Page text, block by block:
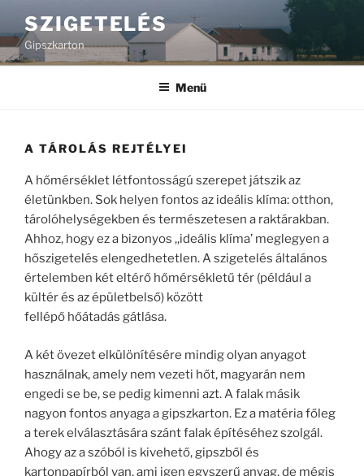
SZIGETELÉS
Gipszkarton
Menü
A TÁROLÁS REJTÉLYEI
A hőmérséklet létfontosságú szerepet játszik az
életünkben. Sok helyen fontos az ideális klíma: otthon,
tárolóhelységekben és természetesen a raktárakban.
Ahhoz, hogy ez a bizonyos ,,ideális klíma’ meglegyen a
hőszigetelés elengedhetetlen. A szigetelés általános
értelemben két eltérő hőmérsékletű tér (például a
kültér és az épületbelső) között
fellépő hőátadás gátlása.
A két övezet elkülönítésére mindig olyan anyagot
használnak, amely nem vezeti hőt, magyarán nem
engedi se be, se pedig kimenni azt. A falak másik
nagyon fontos anyaga a gipszkarton. Ez a matéria főleg
a terek elválasztására szánt falak építéséhez szolgál.
Ahogy az a szóból is kivehető, gipszből és
kartonpapírból van, ami igen egyszerű anyag, de mégis